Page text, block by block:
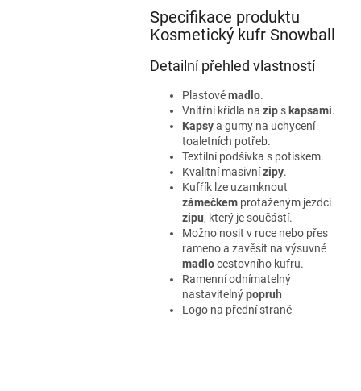
Specifikace produktu
Kosmetický kufr Snowball
Detailní přehled vlastností
Plastovémadlo.
Vnitřní křídla na zips kapsami.
Kapsya gumy na uchycení
toaletních potřeb.
Textilní podšívka s potiskem.
Kvalitní masivnízipy.
Kufřík lze uzamknout
zámečkemprotaženým jezdci
zipu, který je součástí.
Možno nosit v ruce nebo přes
rameno a zavěsit na výsuvné
madlocestovního kufru.
Ramenní odnímatelný
nastavitelnýpopruh
Logo na přední straně